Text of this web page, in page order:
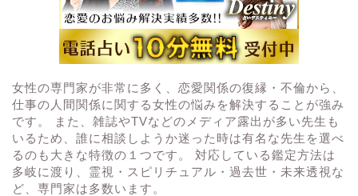
女性の専門家が非常に多く、恋愛関係の復縁・不倫から、
仕事の人間関係に関する女性の悩みを解決することが強み
です。 また、雑誌やTVなどのメディア露出が多い先生も
いるため、誰に相談しようか迷った時は有名な先生を選べ
るのも大きな特徴の１つです。 対応している鑑定方法は
多岐に渡り、霊視・スピリチュアル・過去世・未来透視な
ど、専門家は多数います。